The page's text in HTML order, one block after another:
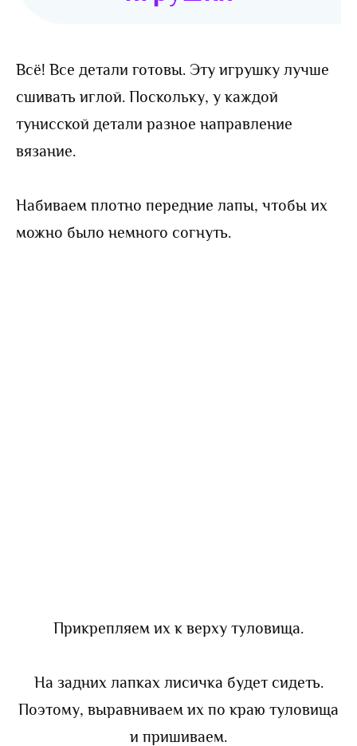
Всё! Все детали готовы. Эту игрушку лучше
сшивать иглой. Поскольку, у каждой
тунисской детали разное направление
вязание.
Набиваем плотно передние лапы, чтобы их
можно было немного согнуть.
Прикрепляем их к верху туловища.
На задних лапках лисичка будет сидеть.
Поэтому, выравниваем их по краю туловища
и пришиваем.